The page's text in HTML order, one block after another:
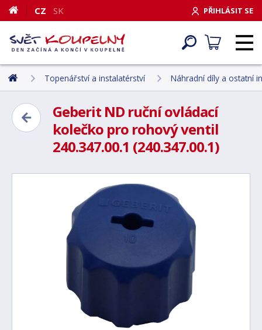
PŘIHLÁSIT SE
CZ SK
Topenářství a instalatérství Náhradní díly a ostatní
Geberit ND ruční ovládací
kolečko pro rohový ventil
240.347.00.1 (240.347.00.1)